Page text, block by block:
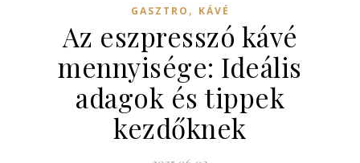
GASZTRO , KÁVÉ
Az eszpresszó kávé
mennyisége: Ideális
adagok és tippek
kezdőknek